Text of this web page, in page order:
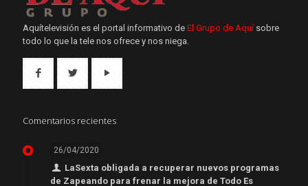
Aquítelevisión es el portal informativo de El Grupo de Aquí sobre
todo lo que la tele nos ofrece y nos niega.
Comentarios recientes
26/04/2020
LaSexta obligada a recuperar nuevos programas
de Zapeando para frenar la mejora de Todo Es